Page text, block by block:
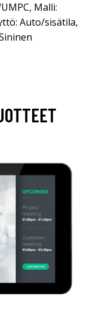
Malli:
Auto/sisätila,